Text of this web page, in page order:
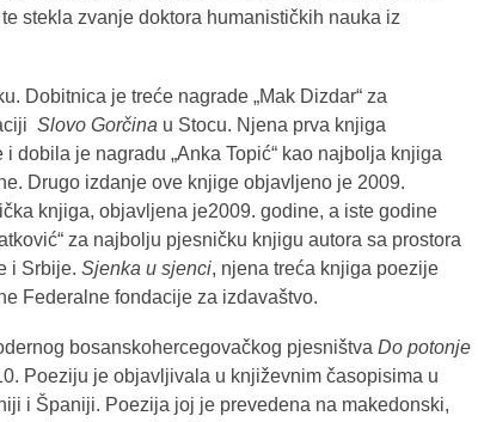
stekla zvanje doktora humanističkih nauka iz
Dobitnica je treće nagrade „Mak Dizdar“ za
Slovo Gorčina u Stocu. Njena prva knjiga
dobila je nagradu „Anka Topić“ kao najbolja knjiga
Drugo izdanje ove knjige objavljeno je 2009.
knjiga, objavljena je2009. godine, a iste godine
za najbolju pjesničku knjigu autora sa prostora
i Srbije. Sjenka u sjenci, njena treća knjiga poezije
Federalne fondacije za izdavaštvo.
bosanskohercegovačkog pjesništva Do potonje
Poeziju je objavljivala u književnim časopisima u
i Španiji. Poezija joj je prevedena na makedonski,